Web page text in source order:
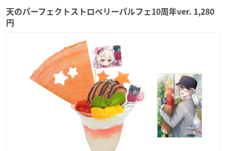
天のパーフェクトストロベリーパルフェ10周年ver. 1,280
円